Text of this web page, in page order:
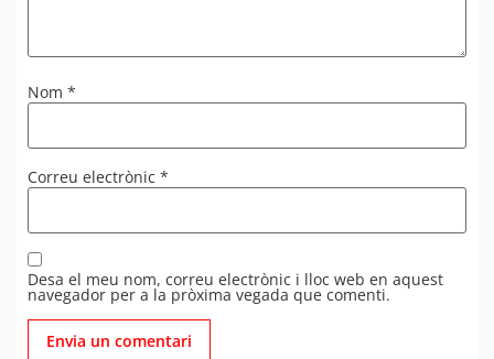
Nom *
Correu electrònic *
Desa el meu nom, correu electrònic i lloc web en aquest
navegador per a la pròxima vegada que comenti.